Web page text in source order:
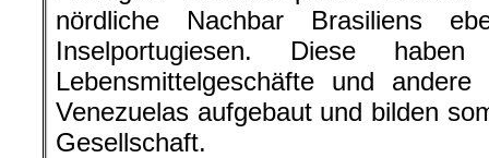
nördliche Nachbar Brasiliens
Inselportugiesen. Diese haben
Lebensmittelgeschäfte und
Venezuelas aufgebaut und bilden
Gesellschaft.